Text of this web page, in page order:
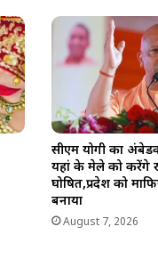
सीएम योगी का
यहां के मेले को करेंगे
घोषित,प्रदेश को
बनाया
August 7, 2026